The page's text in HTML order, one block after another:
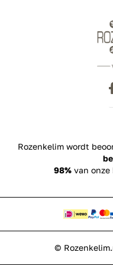
Rozenkelim wordt
98%van onze
©